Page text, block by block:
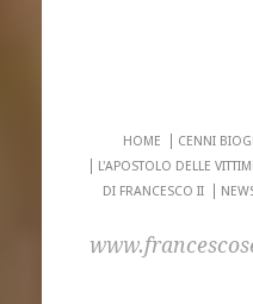
HOME
CENNI
L'APOSTOLO DELLE
DI FRANCESCO II